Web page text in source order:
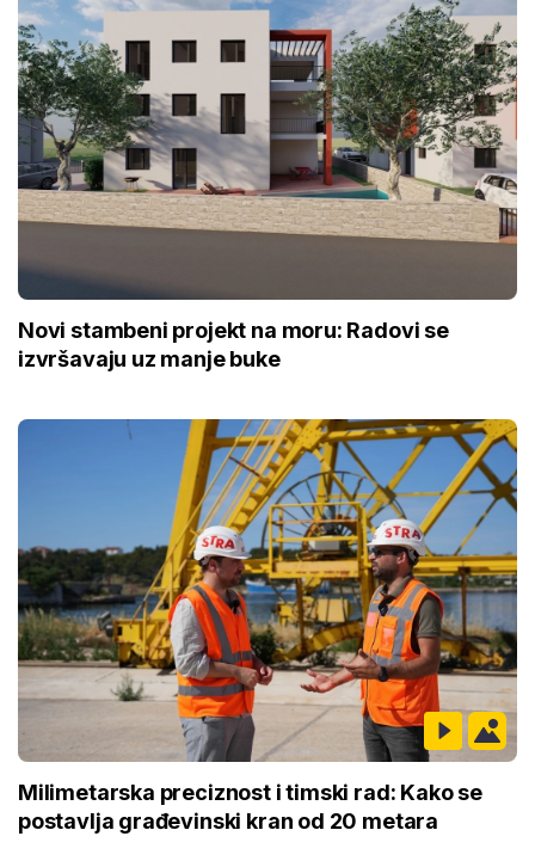
Novi stambeni projekt na moru: Radovi se
izvršavaju uz manje buke
Milimetarska preciznost i timski rad: Kako se
postavlja građevinski kran od 20 metara